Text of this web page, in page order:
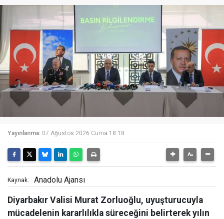
Yayınlanma: 07 Ağustos 2026 Cuma 18:18
Kaynak: Anadolu Ajansı
Diyarbakır Valisi Murat Zorluoğlu, uyuşturucuyla
mücadelenin kararlılıkla süreceğini belirterek yılın